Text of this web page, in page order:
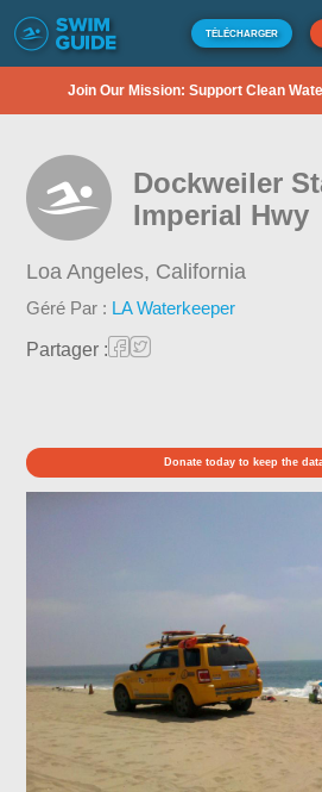
TÉLÉCHARGER
Join Our Mission: Support Clean
Dockweiler
Imperial Hwy
Loa Angeles, California
Géré Par : LA Waterkeeper
Partager :
Donate today to keep the